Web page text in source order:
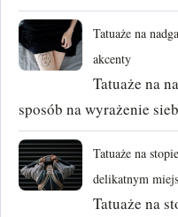
Tatuaże na
akcenty
Tatuaże na
sposób na wyrażenie
Tatuaże na
delikatnym
Tatuaże na